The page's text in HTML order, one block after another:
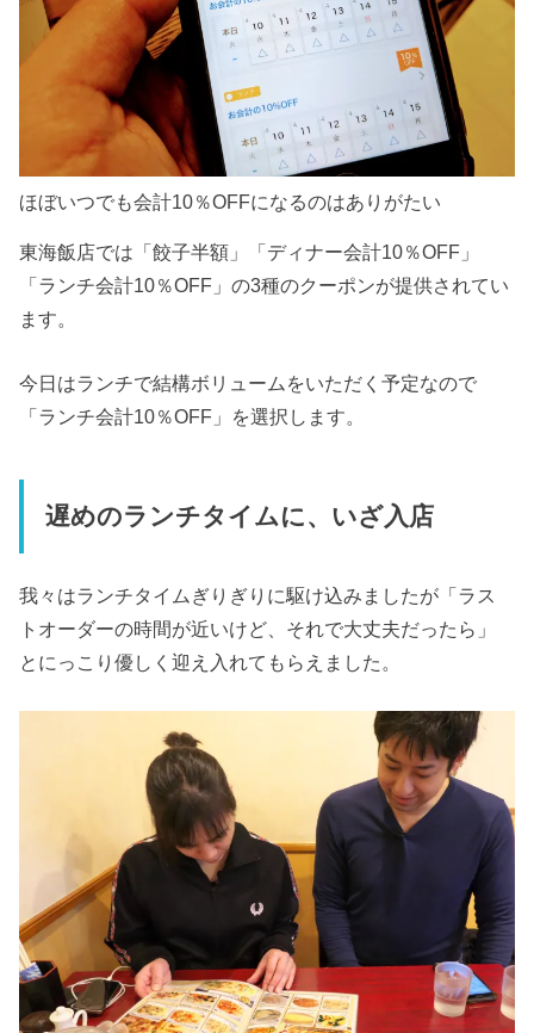
ほぼいつでも会計10％OFFになるのはありがたい
東海飯店では「餃子半額」「ディナー会計10％OFF」
「ランチ会計10％OFF」の3種のクーポンが提供されてい
ます。
今日はランチで結構ボリュームをいただく予定なので
「ランチ会計10％OFF」を選択します。
遅めのランチタイムに、いざ入店
我々はランチタイムぎりぎりに駆け込みましたが「ラス
トオーダーの時間が近いけど、それで大丈夫だったら」
とにっこり優しく迎え入れてもらえました。